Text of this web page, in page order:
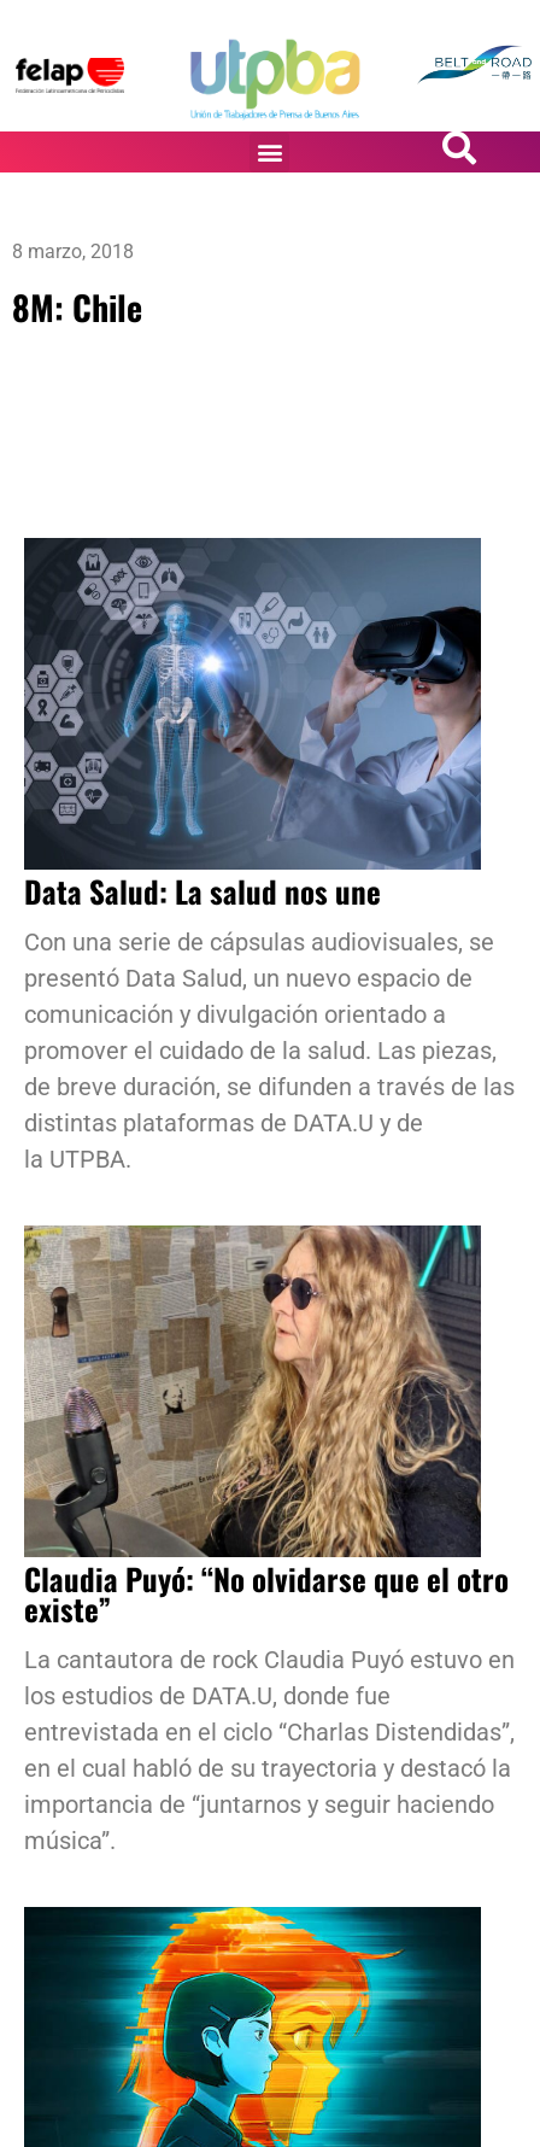
8 marzo, 2018
8M: Chile
Data Salud: La salud nos une
Con una serie de cápsulas audiovisuales, se
presentó Data Salud, un nuevo espacio de
comunicación y divulgación orientado a
promover el cuidado de la salud. Las piezas,
de breve duración, se difunden a través de las
distintas plataformas de DATA.U y de
la UTPBA.
Claudia Puyó: “No olvidarse que el otro
existe”
La cantautora de rock Claudia Puyó estuvo en
los estudios de DATA.U, donde fue
entrevistada en el ciclo “Charlas Distendidas”,
en el cual habló de su trayectoria y destacó la
importancia de “juntarnos y seguir haciendo
música”.